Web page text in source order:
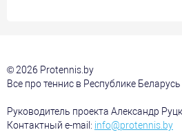
© 2026 Protennis.by
Все про теннис в Республике Беларусь
Руководитель проекта Александр
Контактный e-mail: info@protennis.by